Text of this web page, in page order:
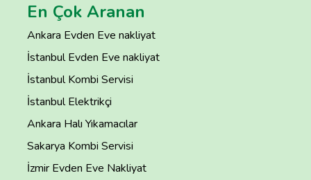
En Çok Aranan
Ankara Evden Eve nakliyat
İstanbul Evden Eve nakliyat
İstanbul Kombi Servisi
İstanbul Elektrikçi
Ankara Halı Yıkamacılar
Sakarya Kombi Servisi
İzmir Evden Eve Nakliyat